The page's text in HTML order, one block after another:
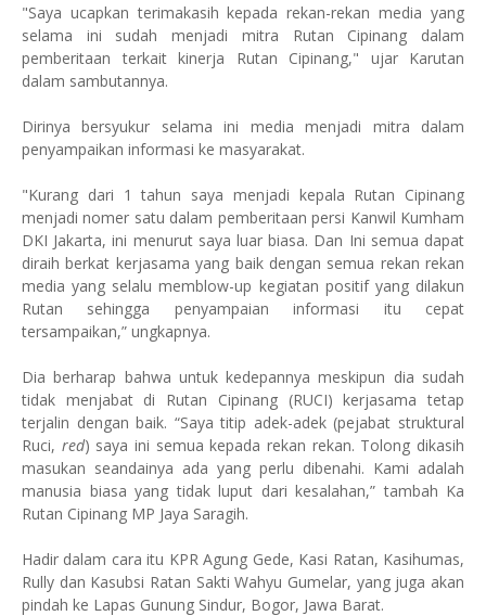
"Saya ucapkan terimakasih kepada rekan-rekan media yang
selama ini sudah menjadi mitra Rutan Cipinang dalam
pemberitaan terkait kinerja Rutan Cipinang," ujar Karutan
dalam sambutannya.
Dirinya bersyukur selama ini media menjadi mitra dalam
penyampaikan informasi ke masyarakat.
"Kurang dari 1 tahun saya menjadi kepala Rutan Cipinang
menjadi nomer satu dalam pemberitaan persi Kanwil Kumham
DKI Jakarta, ini menurut saya luar biasa. Dan Ini semua dapat
diraih berkat kerjasama yang baik dengan semua rekan rekan
media yang selalu memblow-up kegiatan positif yang dilakun
Rutan sehingga penyampaian informasi itu cepat
tersampaikan,” ungkapnya.
Dia berharap bahwa untuk kedepannya meskipun dia sudah
tidak menjabat di Rutan Cipinang (RUCI) kerjasama tetap
terjalin dengan baik. “Saya titip adek-adek (pejabat struktural
Ruci, red) saya ini semua kepada rekan rekan. Tolong dikasih
masukan seandainya ada yang perlu dibenahi. Kami adalah
manusia biasa yang tidak luput dari kesalahan,” tambah Ka
Rutan Cipinang MP Jaya Saragih.
Hadir dalam cara itu KPR Agung Gede, Kasi Ratan, Kasihumas,
Rully dan Kasubsi Ratan Sakti Wahyu Gumelar, yang juga akan
pindah ke Lapas Gunung Sindur, Bogor, Jawa Barat.